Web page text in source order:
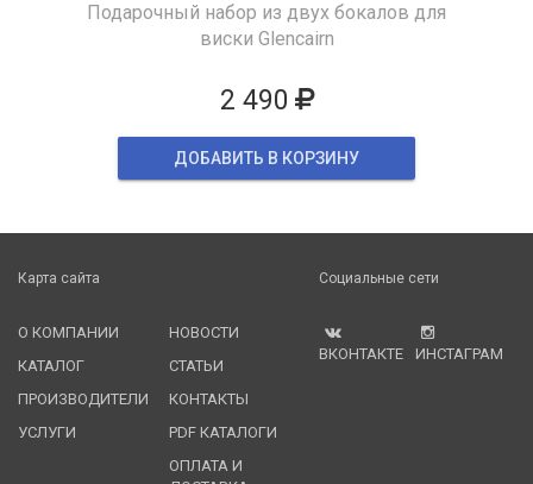
Подарочный набор из двух бокалов для
виски Glencairn
2 490
ДОБАВИТЬ В КОРЗИНУ
Карта сайта
О КОМПАНИИ
КАТАЛОГ
ПРОИЗВОДИТЕЛИ
УСЛУГИ
НОВОСТИ
СТАТЬИ
КОНТАКТЫ
PDF КАТАЛОГИ
ОПЛАТА И
Социальные сети
ВКОНТАКТЕ ИНСТАГРАМ